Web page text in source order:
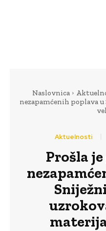
Naslovnica
nezapamćenih poplava
Aktuelnosti
Prošla